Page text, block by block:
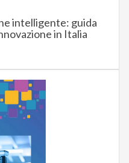
intelligente: guida
in Italia